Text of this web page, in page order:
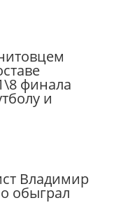
финала
и
Владимир
обыграл